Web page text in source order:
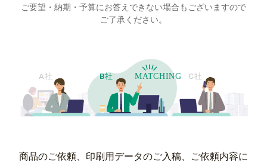
ご要望・納期・予算にお答えできない場合もございますので
ご了承ください。
商品のご依頼、印刷用データのご入稿、ご依頼内容に
選択してください
複数箇所に納品する